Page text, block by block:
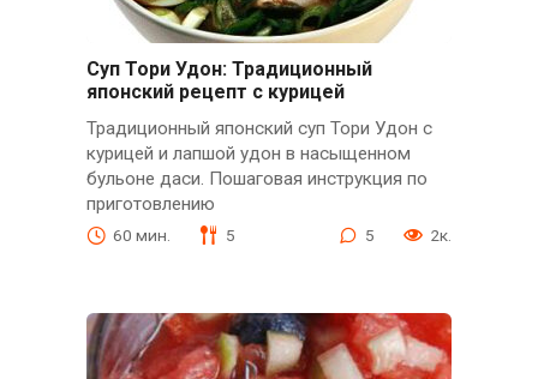
Суп Тори Удон: Традиционный
японский рецепт с курицей
Традиционный японский суп Тори Удон с
курицей и лапшой удон в насыщенном
бульоне даси. Пошаговая инструкция по
приготовлению
60 мин. 5 5 2к.